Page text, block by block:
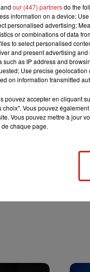
enfant,le couple
les travaux, avant de
. Collés derrière une
très drôle :
avons rénové notre
bains. Qu'est-ce qui
également laissé
moi aussi (et j’étais
vieux de 23 ans sur
être
le grand-frère de
our (447) partnersdo the
information on a device;
personalised advertising;
or combinations of data
to select personalised
and present advertising
such as IP address and
Use precise
on information transmitted
pouvez accepter en cliquant
choix". Vous pouvez
Vous pouvez mettre à jour
de chaque page.